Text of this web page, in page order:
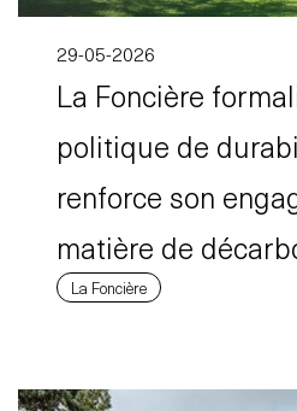
29-05-2026
La Foncière
politique de
renforce son
matière de
La Foncière